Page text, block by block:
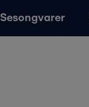
Sesongvarer